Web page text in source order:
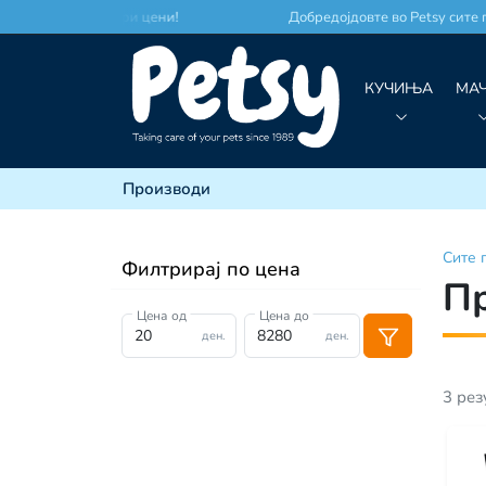
по најдобри цени! Добредојдовте во Petsy сите
КУЧИЊА
Производи
Филтрирај по цена
ден.
Цена од
ден.
Цена до
Сите
3